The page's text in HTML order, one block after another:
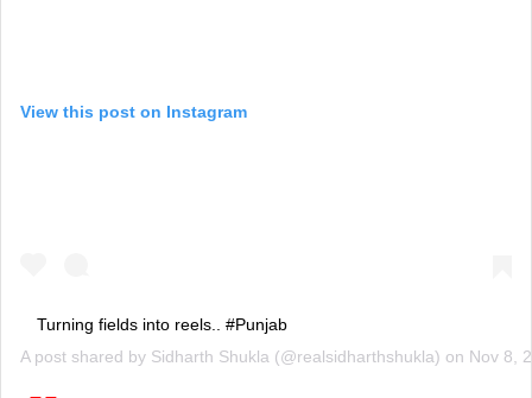
View this post on Instagram
Turning fields into reels.. #Punjab
A post shared by Sidharth Shukla (@realsidharthshukla) on Nov 8,